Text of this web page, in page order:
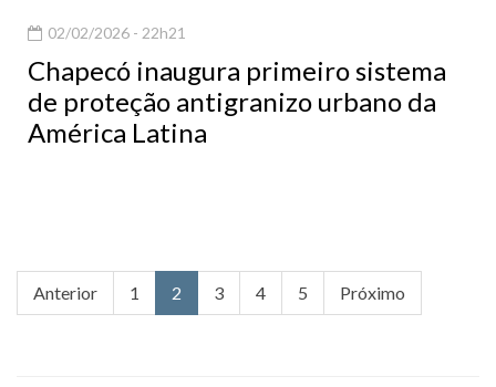
02/02/2026 - 22h21
Chapecó inaugura primeiro sistema
de proteção antigranizo urbano da
América Latina
Anterior 1 2 3 4 5 Próximo